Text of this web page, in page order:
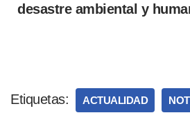
desastre ambiental y
Etiquetas: ACTUALIDAD